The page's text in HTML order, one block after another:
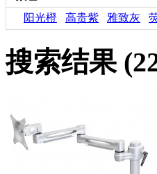
阳光橙
高贵紫 雅致灰
搜索结果